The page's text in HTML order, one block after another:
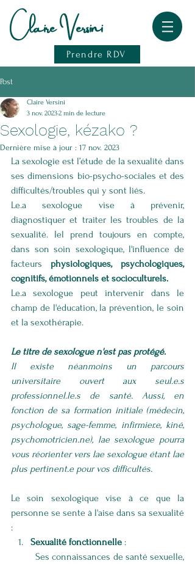
Claire Versini
Prendre RDV
Post
Sexologie, kézako ?
Claire Versini
3 nov. 20232 min de lecture
Dernière mise à jour : 17 nov. 2023
La sexologie est l’étude de la sexualité dans
ses dimensions bio-psycho-sociales et des
difficultés/troubles qui y sont liés.
Le.a sexologue vise à prévenir,
diagnostiquer et traiter les troubles de la
sexualité. Iel prend toujours en compte,
dans son soin sexologique, l'influence de
facteurs physiologiques, psychologiques,
cognitifs, émotionnels et socioculturels.
Le.a sexologue peut intervenir dans le
champ de l'éducation, la prévention, le soin
et la sexothérapie.
Le titre de sexologue n'est pas protégé.
Il existe néanmoins un parcours
universitaire ouvert aux seul.e.s
professionnel.le.s de santé. Aussi, en
fonction de sa formation initiale (médecin,
psychologue, sage-femme, infirmier.e, kiné,
psychomotricien.ne), lae sexologue pourra
vous réorienter vers lae sexologue étant lae
plus pertinent.e pour vos difficultés.
Le soin sexologique vise à ce que la
personne se sente à l'aise dans sa sexualité
:
Sexualité fonctionnelle :
Ses connaissances de santé sexuelle,